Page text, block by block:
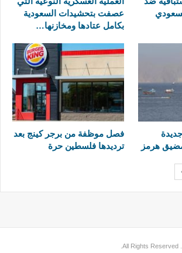
عصفت بتحشيدات السعودية
بكامل عتادها ومخازنها…
هرمز
فصل موظفة من برجر كينج بعد
ترديدها فلسطين حرة